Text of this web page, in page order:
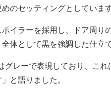
のセッティングとしています
イラーを採用し、ドア周り
体として黒を強調した仕立
レーで表現しており、こ
と語りました。